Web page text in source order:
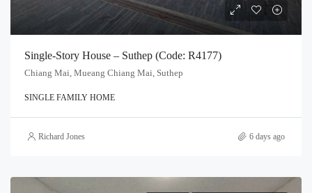
Single-Story House – Suthep (Code: R4177)
Chiang Mai, Mueang Chiang Mai, Suthep
SINGLE FAMILY HOME
Richard Jones 6 days ago